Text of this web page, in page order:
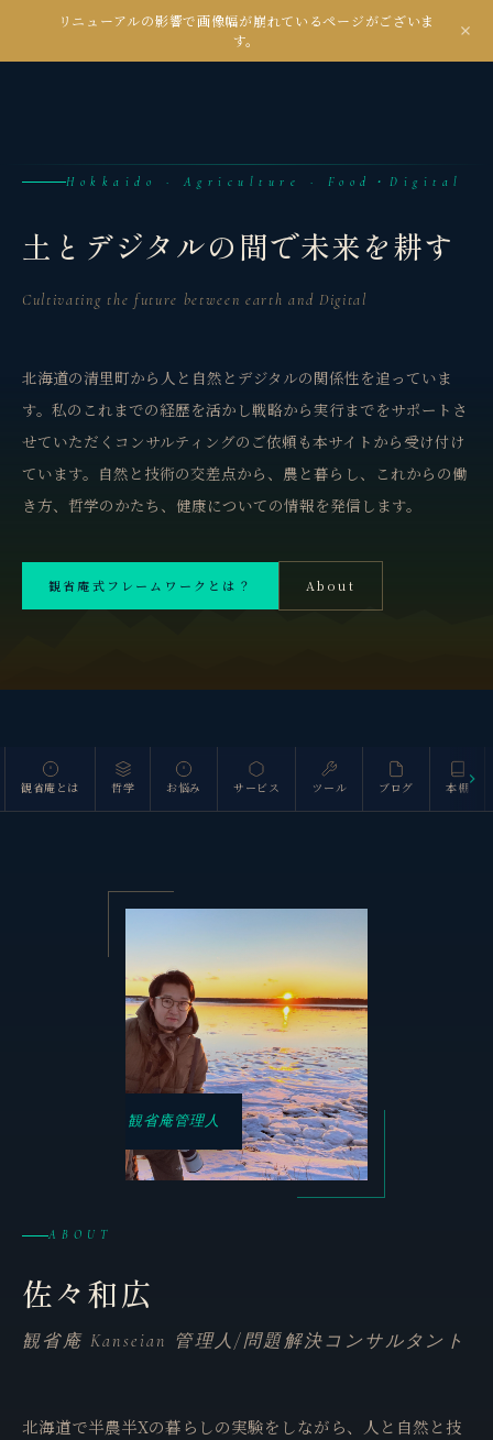
リニューアルの影響で画像幅が崩れているページがございま
す。
kanseian
斜里岳 1,547m
Hokkaido · Agriculture · Food・Digital
土とデジタルの間で未来を耕す
Cultivating the future between earth and Digital
北海道の清里町から人と自然とデジタルの関係性を追っていま
す。私のこれまでの経歴を活かし戦略から実行までをサポートさ
せていただくコンサルティングのご依頼も本サイトから受け付け
ています。自然と技術の交差点から、農と暮らし、これからの働
き方、哲学のかたち、健康についての情報を発信します。
観省庵式フレームワークとは？ About
観省庵とは 哲学 お悩み サービス ツール ブログ 本棚
観省庵管理人
ABOUT
佐々和広
観省庵 Kanseian 管理人/問題解決コンサルタント
北海道で半農半Xの暮らしの実験をしながら、人と自然と技